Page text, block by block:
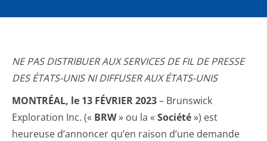
NE PAS DISTRIBUER AUX SERVICES DE FIL DE PRESSE
DES ÉTATS-UNIS NI DIFFUSER AUX ÉTATS-UNIS
MONTRÉAL, le 13 FÉVRIER 2023– Brunswick
Exploration Inc. (« BRW» ou la « Société») est
heureuse d’annoncer qu’en raison d’une demande